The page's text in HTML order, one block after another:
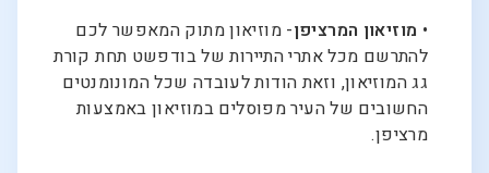
• מוזיאון המרציפן- מוזיאון מתוק המאפשר לכם
להתרשם מכל אתרי התיירות של בודפשט תחת קורת
גג המוזיאון, וזאת הודות לעובדה שכל המונומנטים
החשובים של העיר מפוסלים במוזיאון באמצעות
מרציפן.